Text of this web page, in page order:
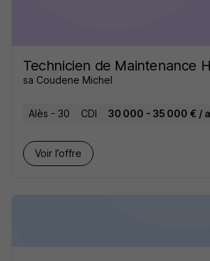
Technicien de Maintenance
sa Coudene Michel
Alès - 30 CDI 30 000 - 35 000 € /
Voir l’offre